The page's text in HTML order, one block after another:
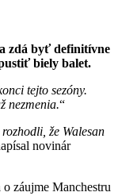
zdá byť definitívne
biely balet.
tejto sezóny.
nezmenia.
že Walesan
novinár
záujme Manchestru